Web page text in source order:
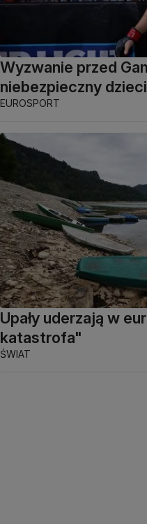
Wyzwanie przed
niebezpieczny
EUROSPORT
Upały uderzają w
katastrofa"
ŚWIAT